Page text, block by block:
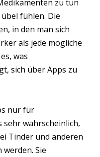
zu tun
fühlen. Die
in den man sich
als jede mögliche
was
sich über Apps zu
nur für
wahrscheinlich,
Tinder und anderen
werden. Sie